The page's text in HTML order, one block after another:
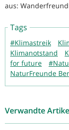
aus:
Tags
#Klimastreik
Klimanotstand
for future
NaturFreunde
Verwandte